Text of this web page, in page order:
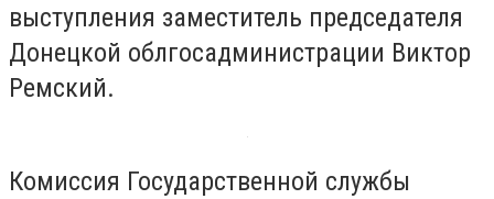
выступления заместитель председателя
Донецкой облгосадминистрации Виктор
Ремский.
Комиссия Государственной службы